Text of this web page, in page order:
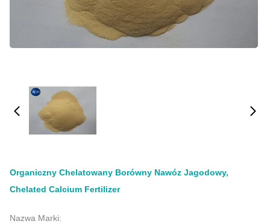
Organiczny Chelatowany Borówny Nawóz Jagodowy,
Chelated Calcium Fertilizer
Nazwa Marki: